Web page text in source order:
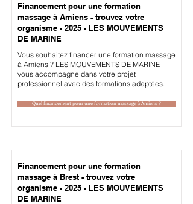
Financement pour une formation
massage à Amiens - trouvez votre
organisme - 2025 - LES MOUVEMENTS
DE MARINE
Vous souhaitez financer une formation massage
à Amiens ? LES MOUVEMENTS DE MARINE
vous accompagne dans votre projet
professionnel avec des formations adaptées.
Quel financement pour une formation massage à Amiens ?
Financement pour une formation
massage à Brest - trouvez votre
organisme - 2025 - LES MOUVEMENTS
DE MARINE